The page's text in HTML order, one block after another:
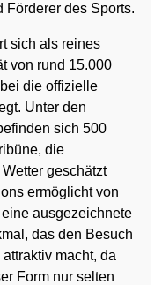
Förderer des Sports.
sich als reines
von rund 15.000
die offizielle
Unter den
sich 500
die
geschätzt
ermöglicht von
ausgezeichnete
das den Besuch
macht, da
Form nur selten